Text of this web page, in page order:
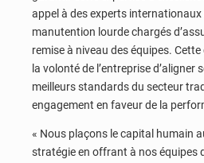
appel à des experts internationaux
manutention lourde chargés
remise à niveau des équipes.
la volonté de l’entreprise d’aligner
meilleurs standards du secteur
engagement en faveur de la
« Nous plaçons le capital humain
stratégie en offrant à nos équipes